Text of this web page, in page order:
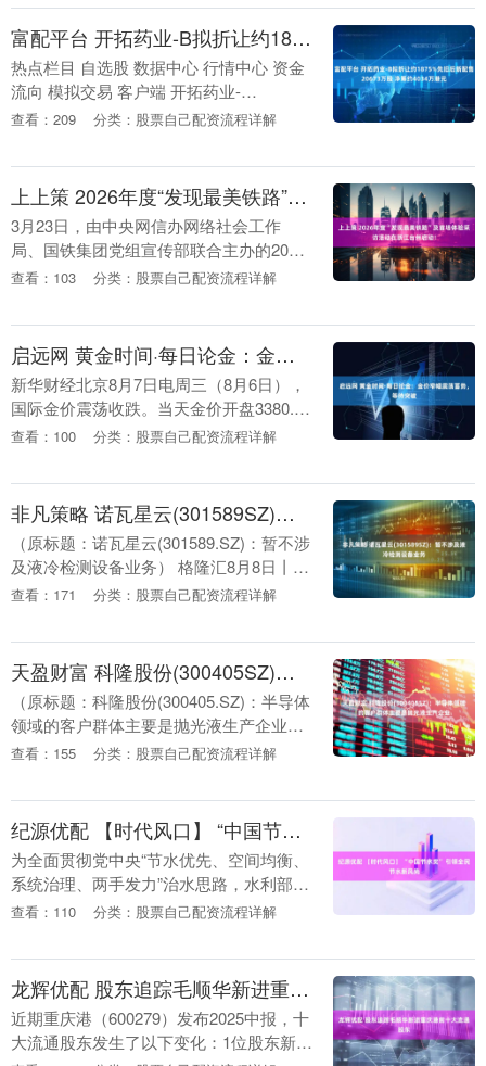
富配平台 开拓药业-B拟折让约1875%先旧后新配售20673万股 净筹约4034万港元
热点栏目 自选股 数据中心 行情中心 资金
流向 模拟交易 客户端 开拓药业-
B（09939）发布公告，于2025年8月1日
（K....
查看：209 分类：股票自己配资流程详解
上上策 2026年度“发现最美铁路”及首场体验采访活动在浙江台州启动！
3月23日，由中央网信办网络社会工作
局、国铁集团党组宣传部联合主办的2026
年度“发现最美铁路”及首场体验采访活动
路”....
查看：103 分类：股票自己配资流程详解
启远网 黄金时间·每日论金：金价窄幅震荡蓄势，等待突破
新华财经北京8月7日电周三（8月6日），
国际金价震荡收跌。当天金价开盘3380.27
美元，最高3385.42美元，最低3358.02美
查看：100 分类：股票自己配资流程详解
非凡策略 诺瓦星云(301589SZ)：暂不涉及液冷检测设备业务
（原标题：诺瓦星云(301589.SZ)：暂不涉
及液冷检测设备业务） 格隆汇8月8日丨诺
瓦星云(301589.SZ)于投资者互动平台表
查看：171 分类：股票自己配资流程详解
天盈财富 科隆股份(300405SZ)：半导体领域的客户群体主要是抛光液生产企业
（原标题：科隆股份(300405.SZ)：半导体
领域的客户群体主要是抛光液生产企业）
格隆汇8月8日丨科隆股份(300405.SZ)于投
查看：155 分类：股票自己配资流程详解
纪源优配 【时代风口】 “中国节水奖” 引领全民节水新风尚
为全面贯彻党中央“节水优先、空间均衡、
系统治理、两手发力”治水思路，水利部近
日印发《中国节水奖评选表彰办法》，开
约用水办公室....
查看：110 分类：股票自己配资流程详解
龙辉优配 股东追踪毛顺华新进重庆港前十大流通股东
近期重庆港（600279）发布2025中报，十
大流通股东发生了以下变化：1位股东新